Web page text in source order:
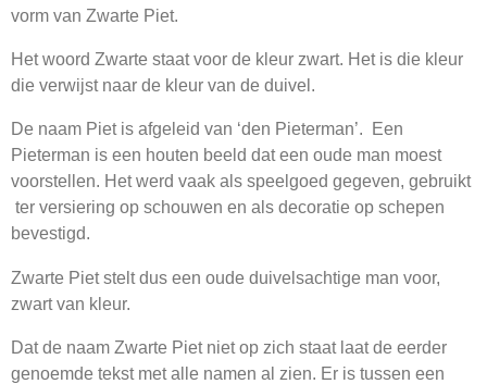
vorm van Zwarte Piet.
Het woord Zwarte staat voor de kleur zwart. Het is die kleur
die verwijst naar de kleur van de duivel.
De naam Piet is afgeleid van ‘den Pieterman’. Een
Pieterman is een houten beeld dat een oude man moest
voorstellen. Het werd vaak als speelgoed gegeven, gebruikt
ter versiering op schouwen en als decoratie op schepen
bevestigd.
Zwarte Piet stelt dus een oude duivelsachtige man voor,
zwart van kleur.
Dat de naam Zwarte Piet niet op zich staat laat de eerder
genoemde tekst met alle namen al zien. Er is tussen een